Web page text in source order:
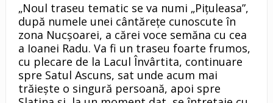
„Noul traseu tematic se va numi „Pițuleasa”,
după numele unei cântărețe cunoscute în
zona Nucșoarei, a cărei voce semăna cu cea
a Ioanei Radu. Va fi un traseu foarte frumos,
cu plecare de la Lacul Învârtita, continuare
spre Satul Ascuns, sat unde acum mai
trăiește o singură persoană, apoi spre